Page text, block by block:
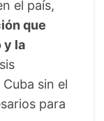
el país,
que
y la
sin el
para